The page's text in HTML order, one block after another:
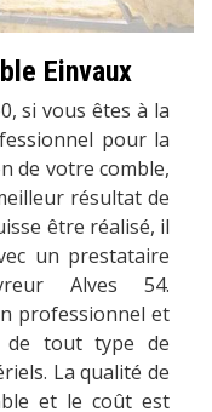
Einvaux
si vous êtes à la
pour la
de votre comble,
résultat de
être réalisé, il
un prestataire
Alves 54.
professionnel et
de tout type de
La qualité de
et le coût est